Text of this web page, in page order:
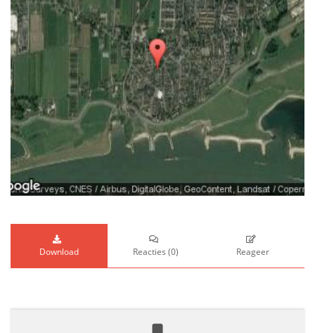
Download Reacties (0) Reageer